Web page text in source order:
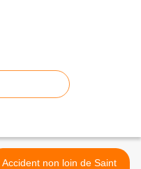
Accident non loin de Saint